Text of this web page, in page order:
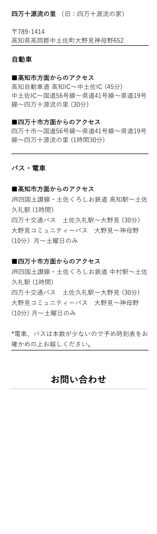
四万十源流の里 （旧：四万十源流の家）
〒789-1414
高知県高岡郡中土佐町大野見神母野652
自動車
高知市方面からのアクセス
高知自動車道 高知IC～中土佐IC (45分)
中土佐IC～国道56号線～県道41号線～県道19号
線～四万十源流の里 (30分)
四万十市方面からのアクセス
四万十市～国道56号線～県道41号線～県道19号
線～四万十源流の里 (1時間30分)
バス・電車
高知市方面からのアクセス
JR四国土讃線・土佐くろしお鉄道 高知駅～土佐
久礼駅 (1時間）
四万十交通バス 土佐久礼駅～大野見 (30分）
大野見コミュニティーバス 大野見～神母野
(10分）月～土曜日のみ
四万十市方面からのアクセス
JR四国土讃線・土佐くろしお鉄道 中村駅～土佐
久礼駅 (1時間)
四万十交通バス 土佐久礼駅～大野見 (30分)
大野見コミュニティーバス 大野見～神母野
(10分) 月～土曜日のみ
*電車、バスは本数が少ないので予め時刻表をお
確かめの上お越しください。
お問い合わせ